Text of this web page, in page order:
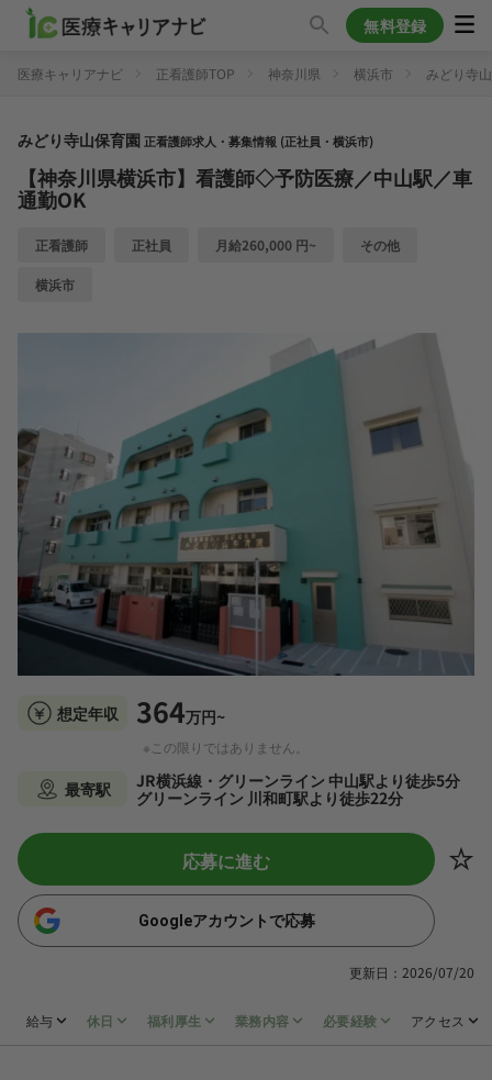
無料登録
医療キャリアナビ 正看護師TOP 神奈川県 横浜市 みどり寺
みどり寺山保育園正看護師求人・募集情報 (正社員・横浜市)
【神奈川県横浜市】看護師◇予防医療／中山駅／車
通勤OK
正看護師 正社員 月給260,000 円~ その他
横浜市
想定年収 364万円~
※この限りではありません。
最寄駅
JR横浜線・グリーンライン 中山駅より徒歩5分
グリーンライン 川和町駅より徒歩22分
応募に進む
Googleアカウントで応募
更新日：2026/07/20
給与 休日 福利厚生 業務内容 必要経験 アクセス